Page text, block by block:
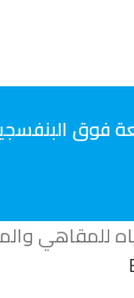
فوق
للمقاهي